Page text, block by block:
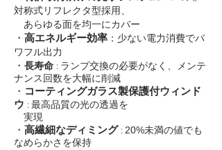
対称式リフレクタ型採用、
あらゆる面を均一にカバー
・ 高エネルギー効率 ：少ない電力消費でパ
ワフル出力
・ 長寿命 : ランプ交換の必要がなく、メンテ
ナンス回数を大幅に削減
・ コーティングガラス製保護付ウィンド
ウ : 最高品質の光の透過を
実現
・ 高繊細なディミング : 20%未満の値でも
なめらかさを保持